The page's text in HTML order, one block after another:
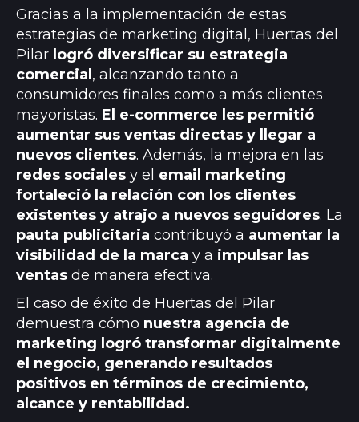
Gracias a la implementación de estas
estrategias de marketing digital, Huertas del
Pilar logró diversificar su estrategia
comercial, alcanzando tanto a
consumidores finales como a más clientes
mayoristas. El e-commerce les permitió
aumentar sus ventas directas y llegar a
nuevos clientes. Además, la mejora en las
redes sociales y el email marketing
fortaleció la relación con los clientes
existentes y atrajo a nuevos seguidores. La
pauta publicitaria contribuyó a aumentar la
visibilidad de la marca y a impulsar las
ventas de manera efectiva.
El caso de éxito de Huertas del Pilar
demuestra cómo nuestra agencia de
marketing logró transformar digitalmente
el negocio, generando resultados
positivos en términos de crecimiento,
alcance y rentabilidad.